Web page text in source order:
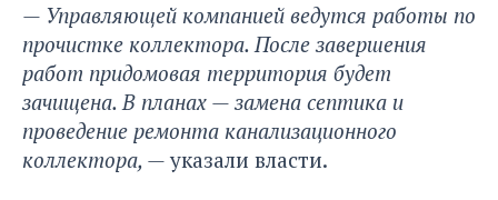
— Управляющей компанией ведутся работы по
прочистке коллектора. После завершения
работ придомовая территория будет
зачищена. В планах — замена септика и
проведение ремонта канализационного
коллектора, —указали власти.